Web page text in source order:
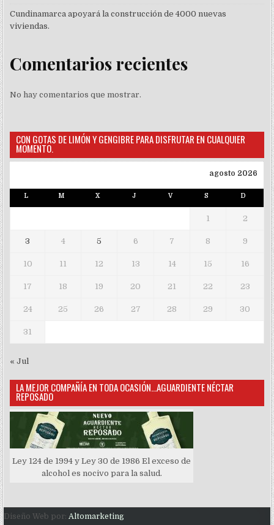
Cundinamarca apoyará la construcción de 4000 nuevas
viviendas.
Comentarios recientes
No hay comentarios que mostrar.
CON GOTAS DE LIMÓN Y GENGIBRE PARA DISFRUTAR EN CUALQUIER
MOMENTO.
agosto 2026
L M X J V S D
1 2
3 4 5 6 7 8 9
10 11 12 13 14 15 16
17 18 19 20 21 22 23
24 25 26 27 28 29 30
31
« Jul
LA MEJOR COMPAÑÍA EN TODA OCASIÓN…AGUARDIENTE NÉCTAR
REPOSADO
Ley 124 de 1994 y Ley 30 de 1986 El exceso de
alcohol es nocivo para la salud.
Diseño Web por:Altomarketing